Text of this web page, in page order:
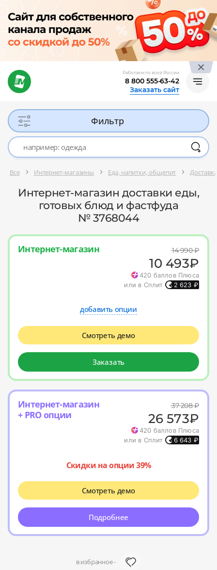
Работаем по всей России
8 800 555-63-42
Заказать сайт
Фильтр
Все Интернет-магазины Еда, напитки, общепит
Интернет-магазин доставки еды,
готовых блюд и фастфуда
№ 3768044
в избранное -
Интернет-магазин 14 990₽
10 493₽
420 баллов Плюса
или в Сплит
2 623 ₽
добавить опции
Смотреть демо
Заказать
Интернет-магазин
+ PRO опции
37 208₽
26 573₽
420 баллов Плюса
или в Сплит
6 643 ₽
Скидки на опции 39%
Смотреть демо
Подробнее